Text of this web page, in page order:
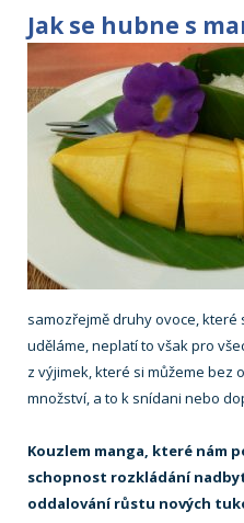
Jak se hubne s
samozřejmě druhy ovoce,
uděláme, neplatí to však pro
z výjimek, které si můžeme bez
množství, a to k snídani nebo
Kouzlem manga, které nám
schopnost rozkládání
oddalování růstu nových